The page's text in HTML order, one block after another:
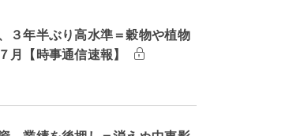
３年半ぶり高水準＝穀物や植物
月【時事通信速報】